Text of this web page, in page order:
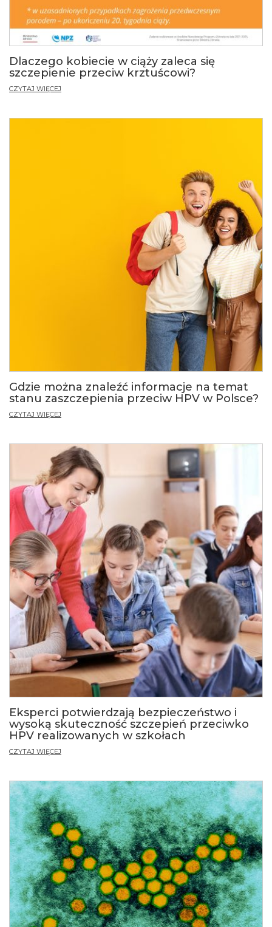
Dlaczego kobiecie w ciąży zaleca się
szczepienie przeciw krztuścowi?
CZYTAJ WIĘCEJ
Gdzie można znaleźć informacje na temat
stanu zaszczepienia przeciw HPV w Polsce?
CZYTAJ WIĘCEJ
Eksperci potwierdzają bezpieczeństwo i
wysoką skuteczność szczepień przeciwko
HPV realizowanych w szkołach
CZYTAJ WIĘCEJ